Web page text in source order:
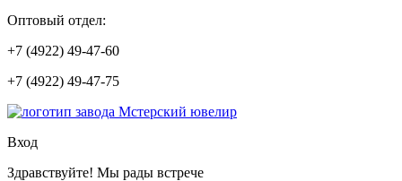
Оптовый отдел:
+7 (4922) 49-47-60
+7 (4922) 49-47-75
Вход
Здравствуйте! Мы рады встрече